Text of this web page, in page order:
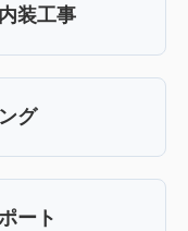
装工事
グ
ート